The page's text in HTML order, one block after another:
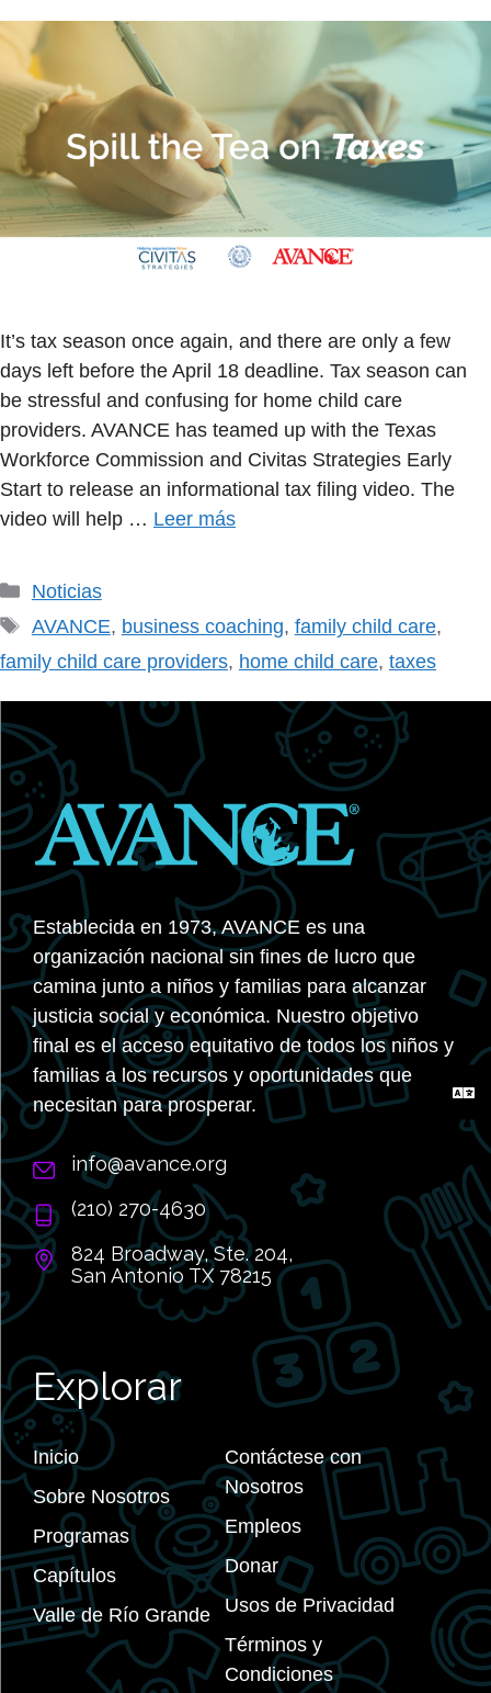
It’s tax season once again, and there are only a few
days left before the April 18 deadline. Tax season can
be stressful and confusing for home child care
providers. AVANCE has teamed up with the Texas
Workforce Commission and Civitas Strategies Early
Start to release an informational tax filing video. The
video will help … Leer más
Categorías
Noticias
Etiquetas
AVANCE, business coaching, family child care,
family child care providers, home child care, taxes
Establecida en 1973, AVANCE es una
organización nacional sin fines de lucro que
camina junto a niños y familias para alcanzar
justicia social y económica. Nuestro objetivo
final es el acceso equitativo de todos los niños y
familias a los recursos y oportunidades que
necesitan para prosperar.
info@avance.org
(210) 270-4630
824 Broadway, Ste. 204,
San Antonio TX 78215
Explorar
Inicio
Sobre Nosotros
Programas
Capítulos
Valle de Río Grande
Contáctese con
Nosotros
Empleos
Donar
Usos de Privacidad
Términos y
Condiciones